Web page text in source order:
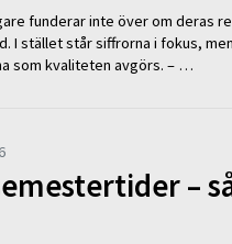
funderar inte över om deras
I stället står siffrorna i fokus,
som kvaliteten avgörs. – …
–